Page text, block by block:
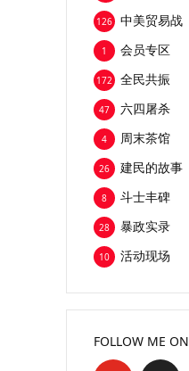
中美贸易战
126
会员专区
1
全民共振
172
六四屠杀
47
周末茶馆
4
建民的故事
26
斗士丰碑
8
暴政实录
28
活动现场
10
FOLLOW ME ON